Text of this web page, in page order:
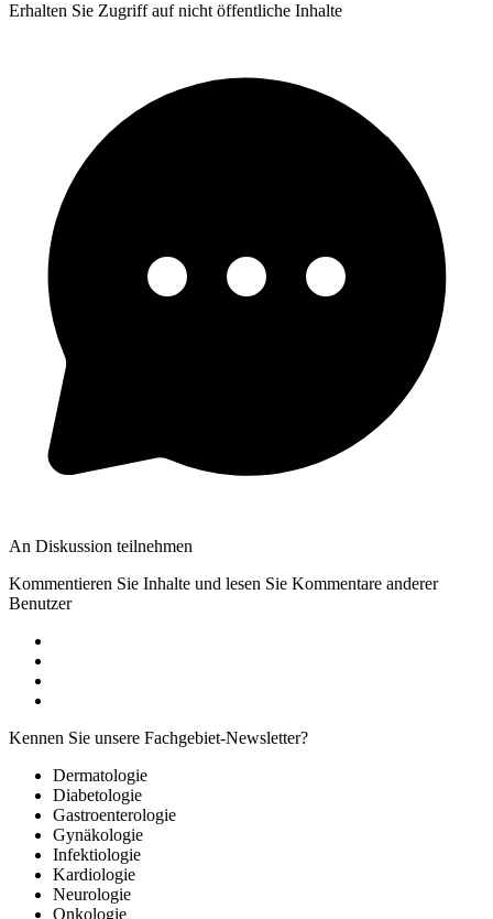
Erhalten Sie Zugriff auf nicht öffentliche Inhalte
An Diskussion teilnehmen
Kommentieren Sie Inhalte und lesen Sie Kommentare anderer
Benutzer
Kennen Sie unsere Fachgebiet-Newsletter?
Dermatologie
Diabetologie
Gastroenterologie
Gynäkologie
Infektiologie
Kardiologie
Neurologie
Onkologie